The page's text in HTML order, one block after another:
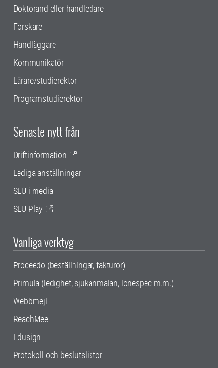
Doktorand eller handledare
Forskare
Handläggare
Kommunikatör
Lärare/studierektor
Programstudierektor
Senaste nytt från
Driftinformation
Lediga anställningar
SLU i media
SLU Play
Vanliga verktyg
Proceedo (beställningar, fakturor)
Primula (ledighet, sjukanmälan, lönespec m.m.)
Webbmejl
ReachMee
Edusign
Protokoll och beslutslistor